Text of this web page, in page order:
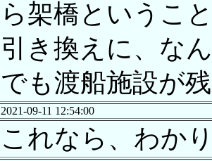
ら架橋というこ
引き換えに、な
でも渡船施設が
2021-09-11 12:54:00
これなら、わか